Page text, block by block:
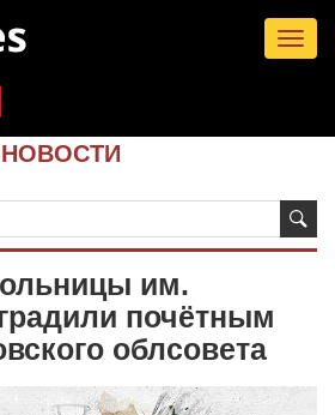
им.
почётным
облсовета